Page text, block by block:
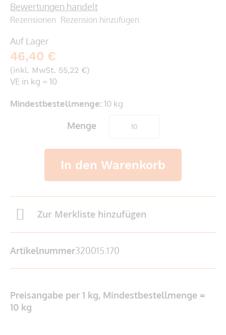
Bewertungen handelt
Rezensionen Rezension hinzufügen
Auf Lager
46,40 €
(inkl. MwSt. 55,22 €)
VE in kg = 10
Mindestbestellmenge: 10 kg
Menge
In den Warenkorb
Zur Merkliste hinzufügen
Artikelnummer320015.170
Preisangabe per 1 kg, Mindestbestellmenge =
10 kg